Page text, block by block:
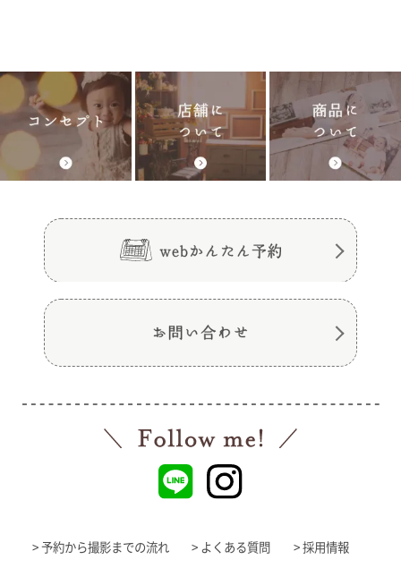
> 予約から撮影までの流れ > よくある質問 > 採用情報